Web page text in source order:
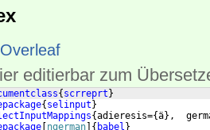
editierbar zum
{ scrreprt }
{ selinput }
{adieresis={ä} ,
ngerman { babel }